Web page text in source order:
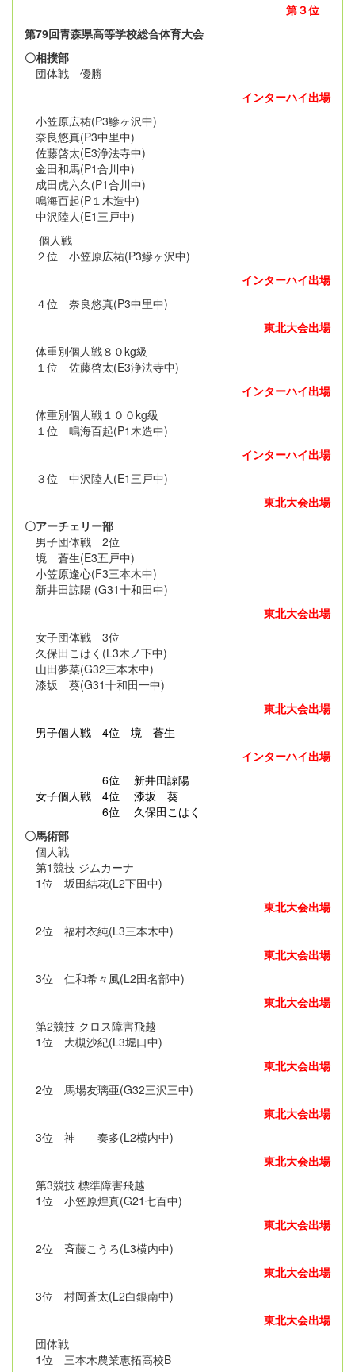
第３位
第79回青森県高等学校総合体育大会
〇相撲部
団体戦 優勝
インターハイ出場
小笠原広祐(P3鰺ヶ沢中)
奈良悠真(P3中里中)
佐藤啓太(E3浄法寺中)
金田和馬(P1合川中)
成田虎六久(P1合川中)
鳴海百起(P１木造中)
中沢陸人(E1三戸中)
個人戦
２位 小笠原広祐(P3鰺ヶ沢中)
インターハイ出場
４位 奈良悠真(P3中里中)
東北大会出場
体重別個人戦８０kg級
１位 佐藤啓太(E3浄法寺中)
インターハイ出場
体重別個人戦１００kg級
１位 鳴海百起(P1木造中)
インターハイ出場
３位 中沢陸人(E1三戸中)
東北大会出場
〇アーチェリー部
男子団体戦 2位
境 蒼生(E3五戸中)
小笠原逢心(F3三本木中)
新井田諒陽 (G31十和田中)
東北大会出場
女子団体戦 3位
久保田こはく(L3木ノ下中)
山田夢菜(G32三本木中)
漆坂 葵(G31十和田一中)
東北大会出場
男子個人戦 4位 境 蒼生
インターハイ出場
6位 新井田諒陽
女子個人戦 4位 漆坂 葵
6位 久保田こはく
〇馬術部
個人戦
第1競技 ジムカーナ
1位 坂田結花(L2下田中)
東北大会出場
2位 福村衣純(L3三本木中)
東北大会出場
3位 仁和希々風(L2田名部中)
東北大会出場
第2競技 クロス障害飛越
1位 大槻沙紀(L3堀口中)
東北大会出場
2位 馬場友璃亜(G32三沢三中)
東北大会出場
3位 神 奏多(L2横内中)
東北大会出場
第3競技 標準障害飛越
1位 小笠原煌真(G21七百中)
東北大会出場
2位 斉藤こうろ(L3横内中)
東北大会出場
3位 村岡蒼太(L2白銀南中)
東北大会出場
団体戦
1位 三本木農業恵拓高校B